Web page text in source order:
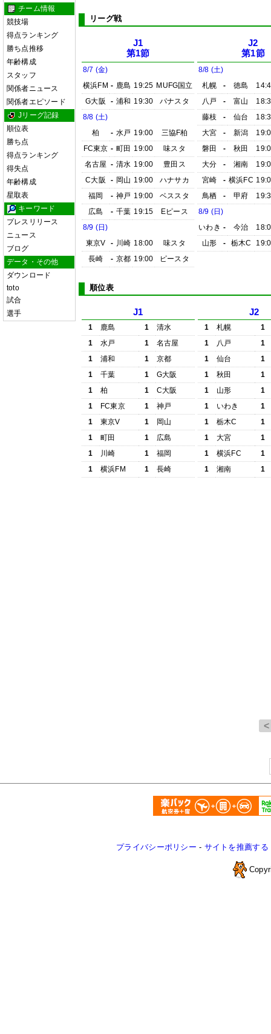
チーム情報
競技場
得点ランキング
勝ち点推移
年齢構成
スタッフ
関係者ニュース
関係者エピソード
Jリーグ記録
順位表
勝ち点
得点ランキング
得失点
年齢構成
星取表
キーワード
プレスリリース
ニュース
ブログ
データ・その他
ダウンロード
toto
試合
選手
リーグ戦
J1
第1節
8/7 (金)
横浜FM - 鹿島 19:25 MUFG国立
G大阪
- 浦和 19:30
パナスタ
8/8 (土)
柏
- 水戸 19:00
三協F柏
FC東京 - 町田 19:00
味スタ
名古屋 - 清水 19:00
豊田ス
C大阪
- 岡山 19:00
ハナサカ
福岡
- 神戸 19:00
ベススタ
広島
- 千葉 19:15
Eピース
8/9 (日)
東京V
- 川崎 18:00
味スタ
長崎
- 京都 19:00 ピースタ
J2
第1節
8/8 (土)
札幌
- 徳島
八戸
- 富山
藤枝
- 仙台
大宮
- 新潟
磐田
- 秋田
大分
- 湘南
宮崎
- 横浜FC
鳥栖
- 甲府
8/9 (日)
いわき - 今治
山形
- 栃木C
順位表
J1
1 鹿島 1
清水
1
水戸 1
名古屋
1
浦和 1
京都
1
千葉 1
G大阪
1
柏 1
C大阪
1
FC東京 1
神戸
1
東京V 1
岡山
1
町田 1
広島
1
川崎 1
福岡
1
横浜FM 1 長崎
J2
1 札幌
1
1
八戸
1
1
仙台
1
1
秋田
1
1
山形
1
1
いわき
1
1
栃木C
1
1
大宮
1
1
横浜FC
1
1
湘南 1
プライバシーポリシー - サイトを推薦する